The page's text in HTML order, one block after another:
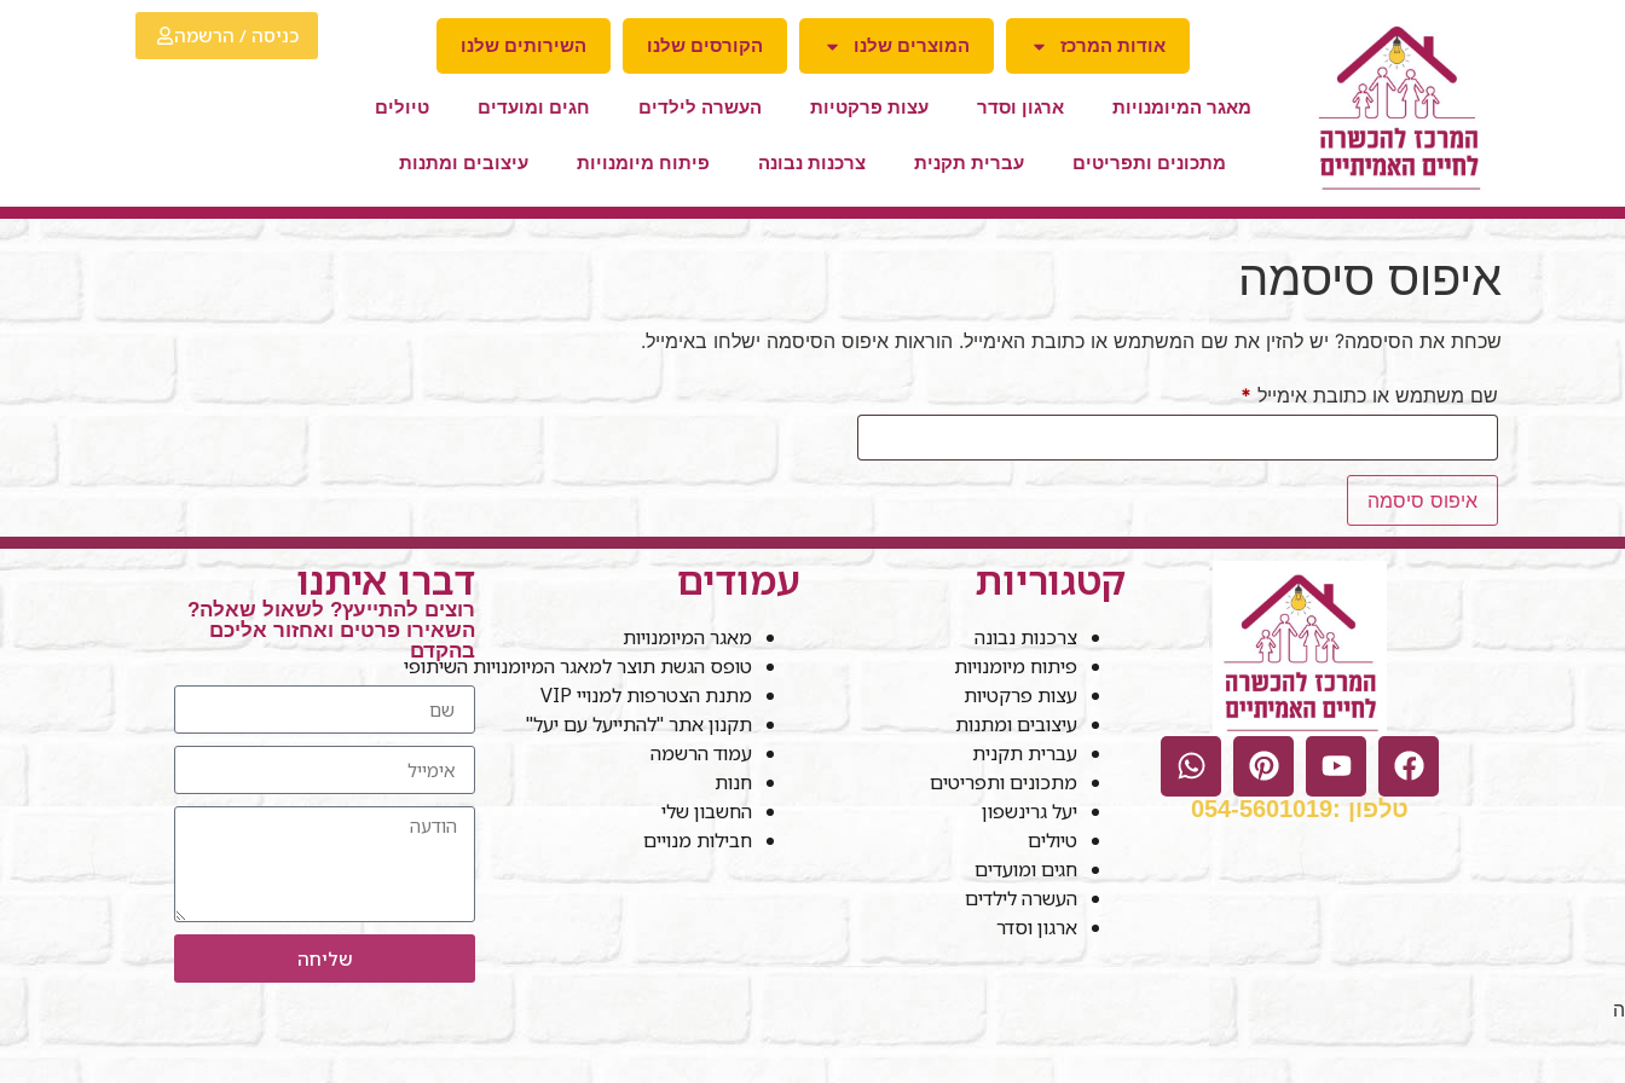
אודות המרכז המוצרים שלנו הקורסים שלנו השירותים שלנו
מאגר המיומנויות ארגון וסדר עצות פרקטיות העשרה לילדים חגים ומועדים טיולים
מתכונים ותפריטים עברית תקנית צרכנות נבונה פיתוח מיומנויות עיצובים ומתנות
כניסה / הרשמה
איפוס סיסמה
שכחת את הסיסמה? יש להזין את שם המשתמש או כתובת האימייל. הוראות איפוס הסיסמה ישלחו באימייל.
שם משתמש או כתובת אימייל*
איפוס סיסמה
טלפון :054-5601019
קטגוריות
צרכנות נבונה
פיתוח מיומנויות
עצות פרקטיות
עיצובים ומתנות
עברית תקנית
מתכונים ותפריטים
יעל גרינשפון
טיולים
חגים ומועדים
העשרה לילדים
ארגון וסדר
עמודים
מאגר המיומנויות
טופס הגשת תוצר למאגר המיומנויות השיתופי
מתנת הצטרפות למנויי VIP
תקנון אתר "להתייעל עם יעל"
עמוד הרשמה
חנות
החשבון שלי
חבילות מנויים
דברו איתנו
רוצים להתייעץ? לשאול שאלה?
השאירו פרטים ואחזור אליכם
בהקדם
שליחה
ה